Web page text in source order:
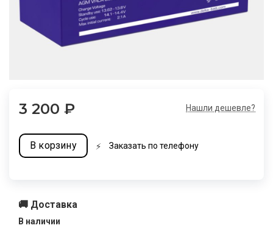
3 200 ₽ Нашли дешевле?
В корзину Заказать по телефону
🚚 Доставка
В наличии